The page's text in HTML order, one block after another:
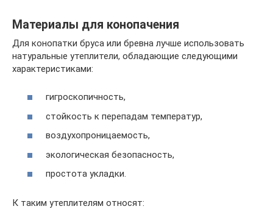
Материалы для конопачения
Для конопатки бруса или бревна лучше использовать
натуральные утеплители, обладающие следующими
характеристиками:
гигроскопичность,
стойкость к перепадам температур,
воздухопроницаемость,
экологическая безопасность,
простота укладки.
К таким утеплителям относят: